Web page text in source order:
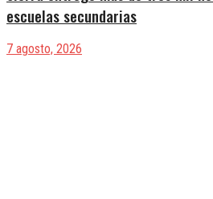
escuelas secundarias
7 agosto, 2026